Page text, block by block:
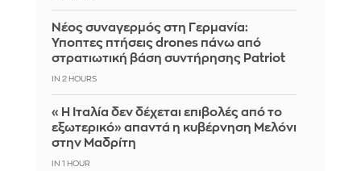
Νέος συναγερμός στη Γερμανία:
Ύποπτες πτήσεις drones πάνω από
στρατιωτική βάση συντήρησης Patriot
IN 2 HOURS
«Η Ιταλία δεν δέχεται επιβολές από το
εξωτερικό» απαντά η κυβέρνηση Μελόνι
στην Μαδρίτη
IN 1 HOUR